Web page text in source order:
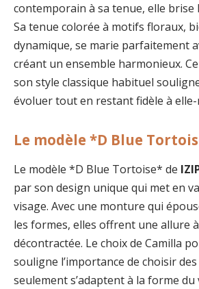
contemporain à sa tenue, elle brise
Sa tenue colorée à motifs floraux,
dynamique, se marie parfaitement
créant un ensemble harmonieux.
son style classique habituel
évoluer tout en restant fidèle à elle-
Le modèle *D Blue
Le modèle *D Blue Tortoise* de
par son design unique qui met en
visage. Avec une monture qui
les formes, elles offrent une allure
décontractée. Le choix de Camilla
souligne l’importance de choisir
seulement s’adaptent à la forme du